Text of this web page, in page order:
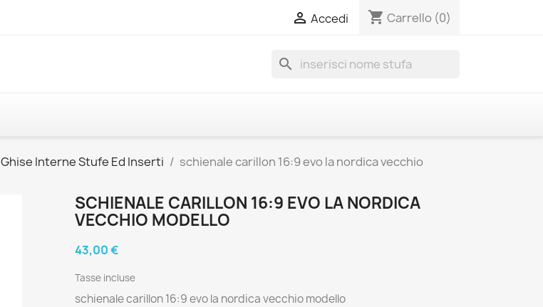
 Accedi shopping_cart Carrello (0)
search
Ghise Interne Stufe Ed Inserti
schienale carillon 16:9 evo la nordica vecchio
SCHIENALE CARILLON 16:9 EVO LA NORDICA
VECCHIO MODELLO
43,00 €
Tasse incluse
schienale carillon 16:9 evo la nordica vecchio modello